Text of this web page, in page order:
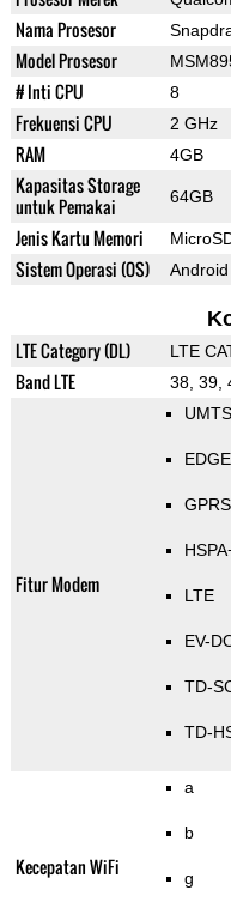
Nama Prosesor
Model Prosesor
# Inti CPU 8
Frekuensi CPU 2 GHz
RAM 4GB
Kapasitas Storage
untuk Pemakai
64GB
Jenis Kartu Memori
Sistem Operasi (OS) Android
LTE Category (DL) LTE
Band LTE 38, 39,
Fitur Modem
UMTS
EDGE
GPRS
LTE
EV-
TD-
TD-
Kecepatan WiFi
a
b
g